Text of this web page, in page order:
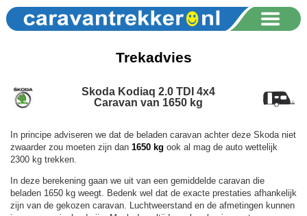
Trekadvies
Skoda Kodiaq 2.0 TDI 4x4
Caravan van 1650 kg
In principe adviseren we dat de beladen caravan achter deze Skoda niet
zwaarder zou moeten zijn dan 1650 kg ook al mag de auto wettelijk
2300 kg trekken.
In deze berekening gaan we uit van een gemiddelde caravan die
beladen 1650 kg weegt. Bedenk wel dat de exacte prestaties afhankelijk
zijn van de gekozen caravan. Luchtweerstand en de afmetingen kunnen